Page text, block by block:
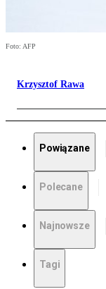
Foto: AFP
Krzysztof Rawa
Powiązane
Polecane
Najnowsze
Tagi